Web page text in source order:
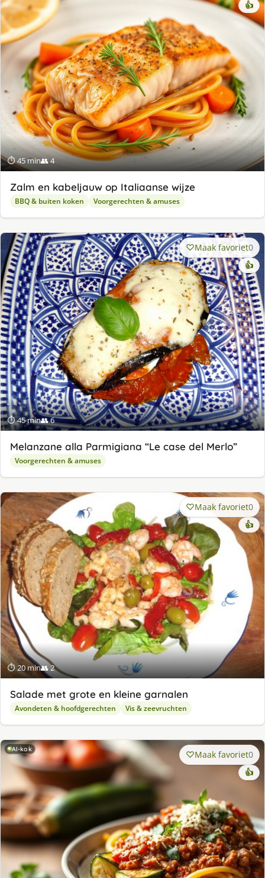
⏱ 45 min👥 4
👍
Zalm en kabeljauw op Italiaanse wijze
BBQ & buiten koken Voorgerechten & amuses
⏱ 45 min👥 6
Maak favoriet0
👍
Melanzane alla Parmigiana “Le case del Merlo”
Voorgerechten & amuses
⏱ 20 min👥 2
Maak favoriet0
👍
Salade met grote en kleine garnalen
Avondeten & hoofdgerechten Vis & zeevruchten
AI-kok Maak favoriet0
👍